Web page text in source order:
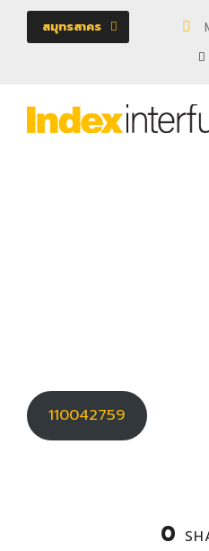
สมุทรสาคร
110042759
0